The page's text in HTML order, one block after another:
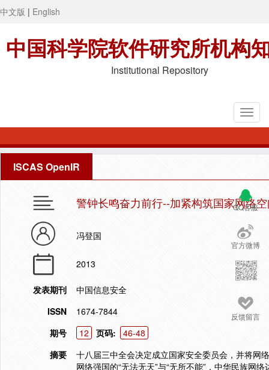
中文版 | English
中国科学院软件研究所机构
Institutional Repository
ISCAS OpenIR
QQ客服
官方微博
反馈留言
警钟长鸣奋力前行--加紧构筑国家网络
冯登国
2013
发表期刊
中国信息安全
ISSN
1674-7844
期号
12 页码:
46-48
摘要
十八届三中全会决定成立国家安全委员会，并将网
网络强国的“无法无天”与“无所不能”，中华民族网